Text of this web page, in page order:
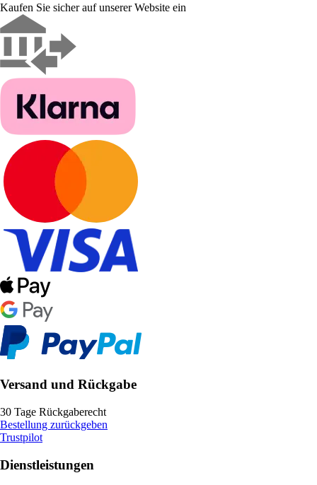
Kaufen Sie sicher auf unserer Website ein
Versand und Rückgabe
30 Tage Rückgaberecht
Bestellung zurückgeben
Trustpilot
Dienstleistungen